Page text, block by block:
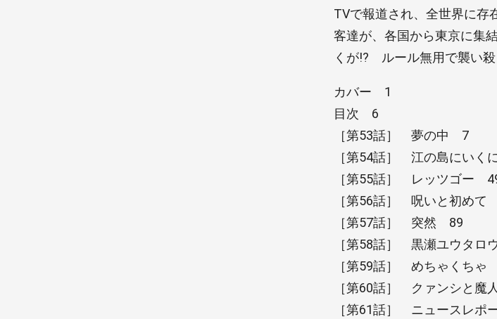
TVで報道され、全世界に
客達が、各国から東京に集
くが!? ルール無用で襲い
カバー 1
目次 6
［第53話］ 夢の中 7
［第54話］ 江の島にいく
［第55話］ レッツゴー
［第56話］ 呪いと初め
［第57話］ 突然 89
［第58話］ 黒瀬ユウタロ
［第59話］ めちゃくちゃ
［第60話］ クァンシと魔
［第61話］ ニュースレポ